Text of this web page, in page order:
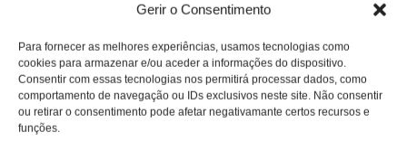
Gerir o Consentimento
Para fornecer as melhores experiências, usamos tecnologias como
cookies para armazenar e/ou aceder a informações do dispositivo.
Consentir com essas tecnologias nos permitirá processar dados, como
comportamento de navegação ou IDs exclusivos neste site. Não consentir
ou retirar o consentimento pode afetar negativamante certos recursos e
funções.